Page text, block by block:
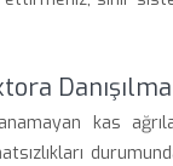
kas